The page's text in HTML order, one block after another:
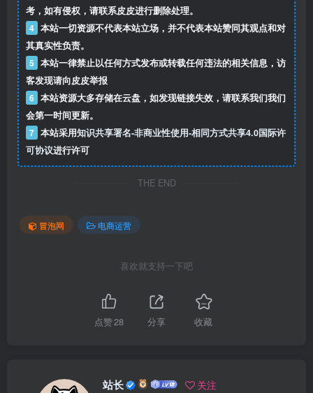
考，如有侵权，请联系皮皮进行删除处理。
4 本站一切资源不代表本站立场，并不代表本站赞同其观点和对
其真实性负责。
5 本站一律禁止以任何方式发布或转载任何违法的相关信息，访
客发现请向皮皮举报
6 本站资源大多存储在云盘，如发现链接失效，请联系我们我们
会第一时间更新。
7 本站采用知识共享署名-非商业性使用-相同方式共享4.0国际许
可协议进行许可
THE END
冒泡网 电商运营
喜欢就支持一下吧
点赞28 分享 收藏
站长 关注